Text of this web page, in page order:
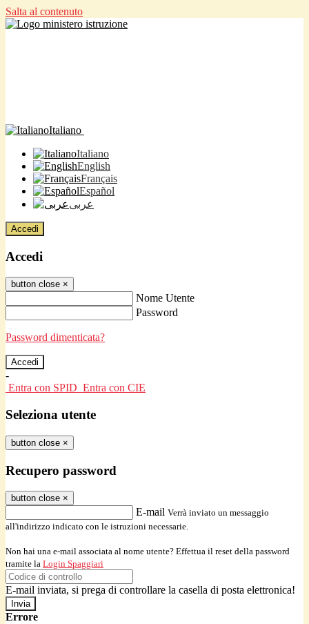
Salta al contenuto
Italiano
Italiano
English
Français
Español
عربى
Accedi
Accedi
button close ×
Nome Utente
Password
Password dimenticata?
-
Entra con SPID Entra con CIE
Seleziona utente
button close ×
Recupero password
button close ×
E-mail Verrà inviato un messaggio
all'indirizzo indicato con le istruzioni necessarie.
Non hai una e-mail associata al nome utente? Effettua il reset della password
tramite la Login Spaggiari
E-mail inviata, si prega di controllare la casella di posta elettronica!
Errore